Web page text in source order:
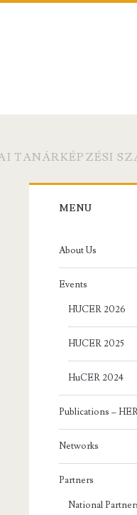
TANÁRKÉPZÉSI
Primary
MENU
About Us
Events
HUCER 2026
HUCER 2025
HuCER 2024
Publications –
Networks
Partners
National